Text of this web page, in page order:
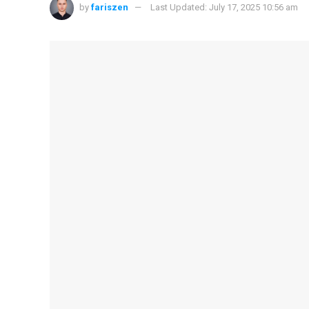
by fariszen Last Updated: July 17, 2025 10:56 am